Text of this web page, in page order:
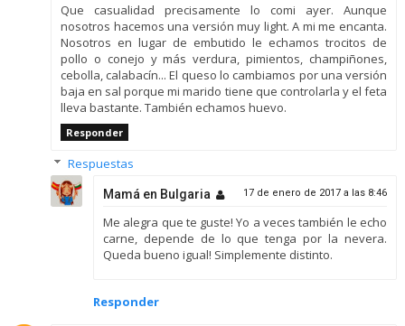
Que casualidad precisamente lo comi ayer. Aunque
nosotros hacemos una versión muy light. A mi me encanta.
Nosotros en lugar de embutido le echamos trocitos de
pollo o conejo y más verdura, pimientos, champiñones,
cebolla, calabacín... El queso lo cambiamos por una versión
baja en sal porque mi marido tiene que controlarla y el feta
lleva bastante. También echamos huevo.
Responder
Respuestas
Mamá en Bulgaria 17 de enero de 2017 a las 8:46
Me alegra que te guste! Yo a veces también le echo
carne, depende de lo que tenga por la nevera.
Queda bueno igual! Simplemente distinto.
Responder